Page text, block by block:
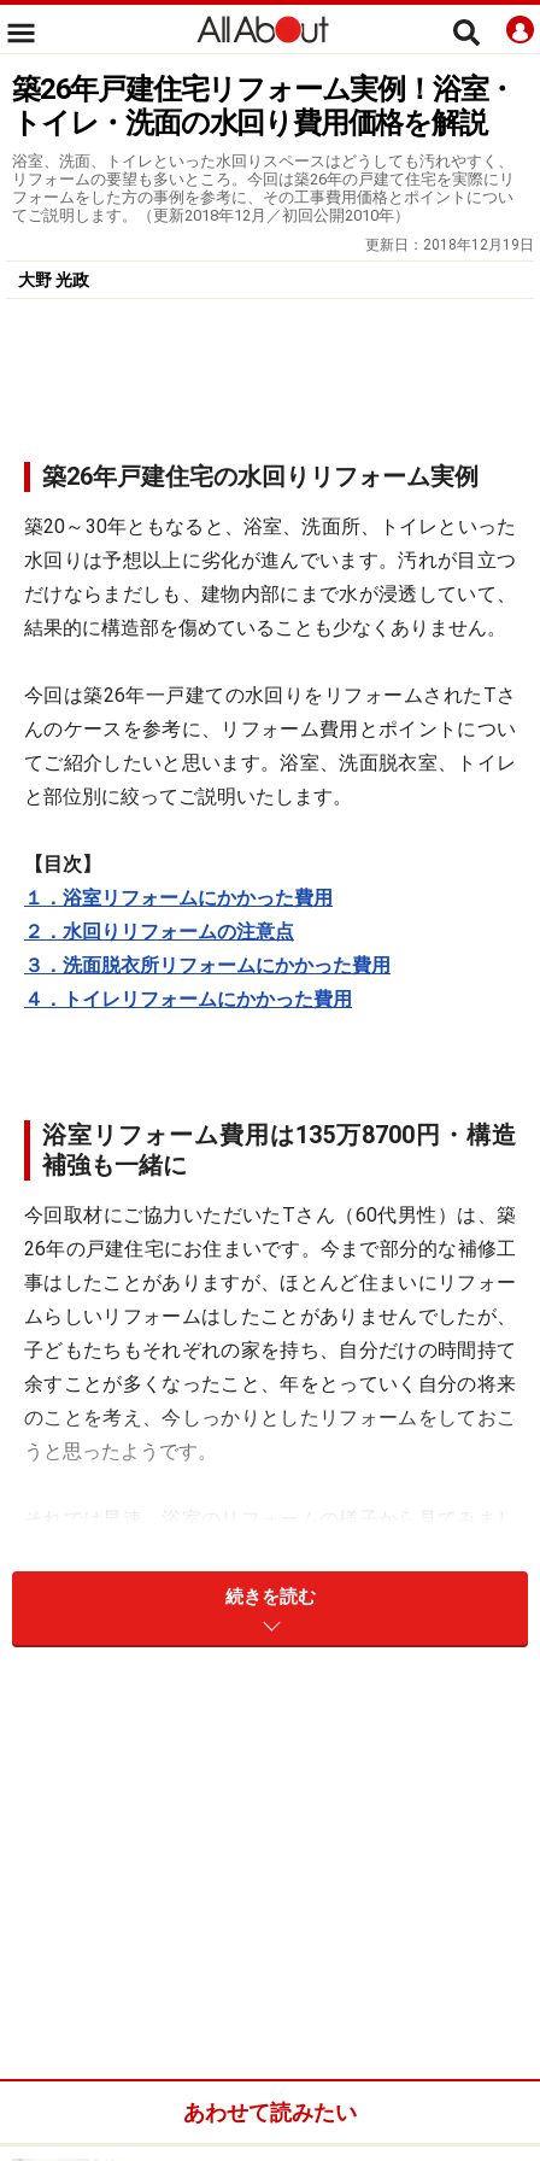
築26年戸建住宅リフォーム実例！浴室・
トイレ・洗面の水回り費用価格を解説
浴室、洗面、トイレといった水回りスペースはどうしても汚れやすく、
リフォームの要望も多いところ。今回は築26年の戸建て住宅を実際にリ
フォームをした方の事例を参考に、その工事費用価格とポイントについ
てご説明します。（更新2018年12月／初回公開2010年）
更新日： 2018年12月19日
大野 光政
築26年戸建住宅の水回りリフォーム実例
築20～30年ともなると、浴室、洗面所、トイレといった
水回りは予想以上に劣化が進んでいます。汚れが目立つ
だけならまだしも、建物内部にまで水が浸透していて、
結果的に構造部を傷めていることも少なくありません。
今回は築26年一戸建ての水回りをリフォームされたTさ
んのケースを参考に、リフォーム費用とポイントについ
てご紹介したいと思います。浴室、洗面脱衣室、トイレ
と部位別に絞ってご説明いたします。
【目次】
１．浴室リフォームにかかった費用
２．水回りリフォームの注意点
３．洗面脱衣所リフォームにかかった費用
４．トイレリフォームにかかった費用
浴室リフォーム費用は135万8700円・構造
補強も一緒に
今回取材にご協力いただいたTさん（60代男性）は、築
26年の戸建住宅にお住まいです。今まで部分的な補修工
事はしたことがありますが、ほとんど住まいにリフォー
ムらしいリフォームはしたことがありませんでしたが、
子どもたちもそれぞれの家を持ち、自分だけの時間持て
余すことが多くなったこと、年をとっていく自分の将来
のことを考え、今しっかりとしたリフォームをしておこ
うと思ったようです。
それでは早速、浴室のリフォームの様子から見てみまし
浴槽のお湯が冷めにくく、追いだき回数も減る「魔法びん浴
続きを読む
あわせて読みたい